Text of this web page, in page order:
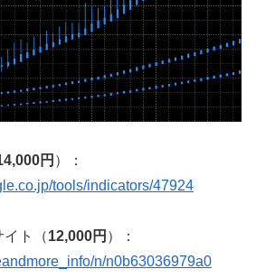
円 ）：
tools/indicators/47924
ト（12,000円 ）：
n/n0b63036979a0